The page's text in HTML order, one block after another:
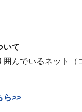
いて
囲んでいるネット
ら>>